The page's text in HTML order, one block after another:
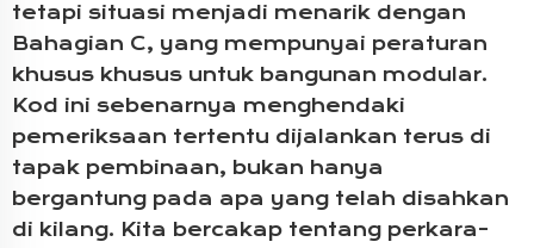
tetapi situasi menjadi menarik dengan
Bahagian C, yang mempunyai peraturan
khusus khusus untuk bangunan modular.
Kod ini sebenarnya menghendaki
pemeriksaan tertentu dijalankan terus di
tapak pembinaan, bukan hanya
bergantung pada apa yang telah disahkan
di kilang. Kita bercakap tentang perkara-